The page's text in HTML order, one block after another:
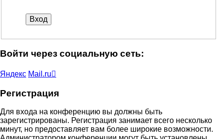
Войти через социальную сеть:
Яндекс Mail.ru
Регистрация
Для входа на конференцию вы должны быть
зарегистрированы. Регистрация занимает всего несколько
минут, но предоставляет вам более широкие возможности.